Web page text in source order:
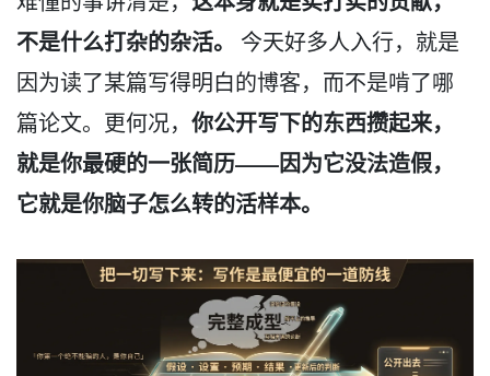
不是什么打杂的杂活。
今天好多人入行，就是
因为读了某篇写得明白的博客，而不是啃了哪
篇论文。更何况， 你公开写下的东西攒起来，
就是你最硬的一张简历——因为它没法造假，
它就是你脑子怎么转的活样本。